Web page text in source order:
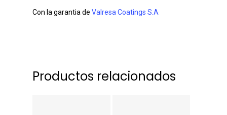
Con la garantia de Valresa Coatings S.A
Productos relacionados